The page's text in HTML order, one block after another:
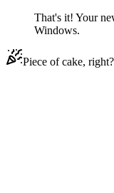
That's it! Your
Windows.
Piece of cake,